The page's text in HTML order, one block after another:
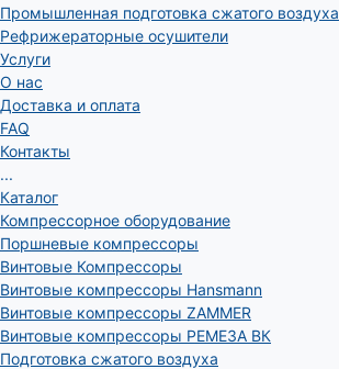
Промышленная подготовка сжатого воздуха
Рефрижераторные осушители
Услуги
О нас
Доставка и оплата
FAQ
Контакты
...
Каталог
Компрессорное оборудование
Поршневые компрессоры
Винтовые Компрессоры
Винтовые компрессоры Hansmann
Винтовые компрессоры ZAMMER
Винтовые компрессоры РЕМЕЗА ВК
Подготовка сжатого воздуха